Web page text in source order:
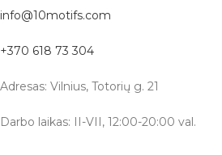
info@10motifs.com
+370 618 73 304
Adresas: Vilnius, Totorių g. 21
Darbo laikas: II-VII, 12:00-20:00 val.